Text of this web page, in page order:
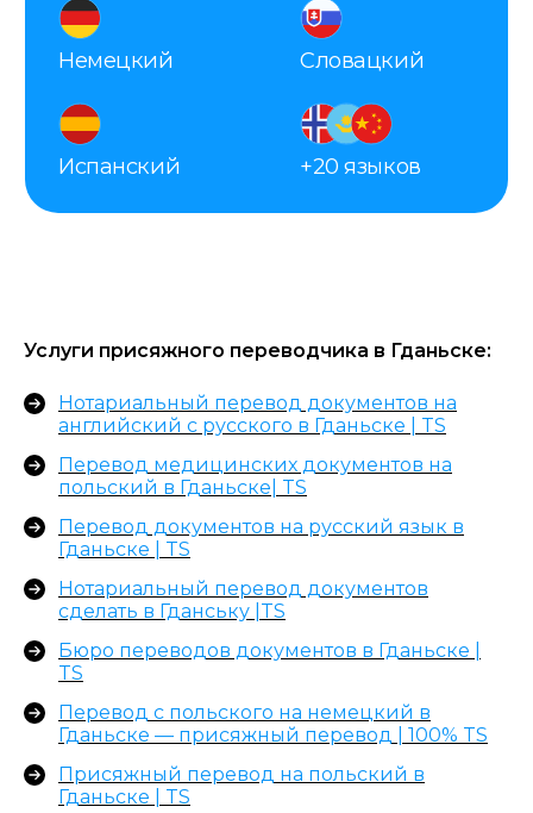
Услуги присяжного переводчика в Гданьске:
Нотариальный перевод документов на
английский с русского в Гданьске | TS
Перевод медицинских документов на
польский в Гданьске| TS
Перевод документов на русский язык в
Гданьске | TS
Нотариальный перевод документов
сделать в Гданську |TS
Бюро переводов документов в Гданьске |
TS
Перевод с польского на немецкий в
Гданьске — присяжный перевод | 100% TS
Присяжный перевод на польский в
Гданьске | TS
Высылайте сканы
или фото
документов,
и мы оперативно
оценим стоимость
и сроки перевода.